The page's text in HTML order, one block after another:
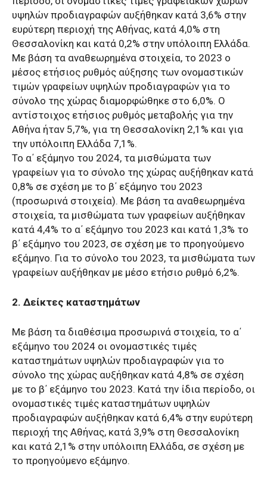
υψηλών προδιαγραφών αυξήθηκαν κατά 3,6% στην
ευρύτερη περιοχή της Αθήνας, κατά 4,0% στη
Θεσσαλονίκη και κατά 0,2% στην υπόλοιπη Ελλάδα.
Με βάση τα αναθεωρημένα στοιχεία, το 2023 ο
μέσος ετήσιος ρυθμός αύξησης των ονομαστικών
τιμών γραφείων υψηλών προδιαγραφών για το
σύνολο της χώρας διαμορφώθηκε στο 6,0%. Ο
αντίστοιχος ετήσιος ρυθμός μεταβολής για την
Αθήνα ήταν 5,7%, για τη Θεσσαλονίκη 2,1% και για
την υπόλοιπη Ελλάδα 7,1%.
Το α΄ εξάμηνο του 2024, τα μισθώματα των
γραφείων για το σύνολο της χώρας αυξήθηκαν κατά
0,8% σε σχέση με το β΄ εξάμηνο του 2023
(προσωρινά στοιχεία). Με βάση τα αναθεωρημένα
στοιχεία, τα μισθώματα των γραφείων αυξήθηκαν
κατά 4,4% το α΄ εξάμηνο του 2023 και κατά 1,3% το
β΄ εξάμηνο του 2023, σε σχέση με το προηγούμενο
εξάμηνο. Για το σύνολο του 2023, τα μισθώματα των
γραφείων αυξήθηκαν με μέσο ετήσιο ρυθμό 6,2%.
2. Δείκτες καταστημάτων
Με βάση τα διαθέσιμα προσωρινά στοιχεία, το α΄
εξάμηνο του 2024 οι ονομαστικές τιμές
καταστημάτων υψηλών προδιαγραφών για το
σύνολο της χώρας αυξήθηκαν κατά 4,8% σε σχέση
με το β΄ εξάμηνο του 2023. Κατά την ίδια περίοδο, οι
ονομαστικές τιμές καταστημάτων υψηλών
προδιαγραφών αυξήθηκαν κατά 6,4% στην ευρύτερη
περιοχή της Αθήνας, κατά 3,9% στη Θεσσαλονίκη
και κατά 2,1% στην υπόλοιπη Ελλάδα, σε σχέση με
το προηγούμενο εξάμηνο.